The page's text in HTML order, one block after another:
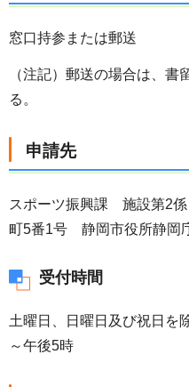
窓口持参または郵送
（注記）郵送の場合は、
る。
申請先
スポーツ振興課 施設第2
町5番1号 静岡市役所静岡
受付時間
土曜日、日曜日及び祝日を
～午後5時